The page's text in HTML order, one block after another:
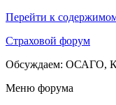
Перейти к
Страховой форум
Обсуждаем: ОСАГО,
Меню форума